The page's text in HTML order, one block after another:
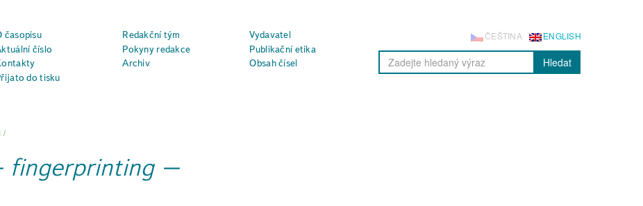
časopisu Redakční tým
Vydavatel
číslo
Pokyny redakce
Publikační etika
Archiv
Obsah čísel
do tisku
ENGLISH
ČEŠTINA
Hledat
/
fingerprinting